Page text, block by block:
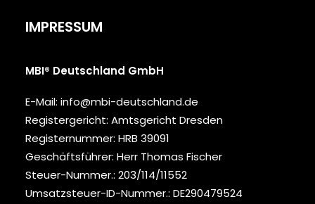
IMPRESSUM
MBI® Deutschland GmbH
E-Mail: info@mbi-deutschland.de
Registergericht: Amtsgericht Dresden
Registernummer: HRB 39091
Geschäftsführer: Herr Thomas Fischer
Steuer-Nummer.: 203/114/11552
Umsatzsteuer-ID-Nummer.: DE290479524